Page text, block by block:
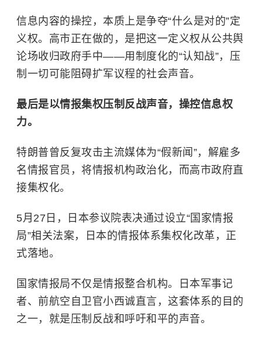
信息内容的操控，本质上是争夺“什么是对的”定
义权。高市正在做的，是把这一定义权从公共舆
论场收归政府手中——用制度化的“认知战”，压
制一切可能阻碍扩军议程的社会声音。
最后是以情报集权压制反战声音，操控信息权
力。
特朗普曾反复攻击主流媒体为“假新闻”，解雇多
名情报官员，将情报机构政治化，而高市政府直
接集权化。
5月27日，日本参议院表决通过设立“国家情报
局”相关法案，日本的情报体系集权化改革，正
式落地。
国家情报局不仅是情报整合机构。日本军事记
者、前航空自卫官小西诚直言，这套体系的目的
之一，就是压制反战和呼吁和平的声音。